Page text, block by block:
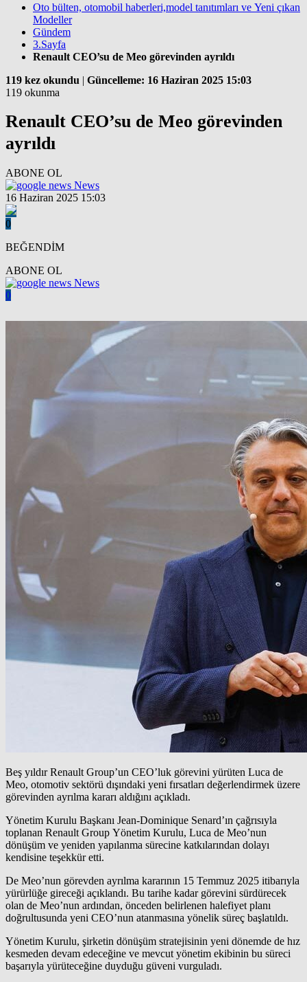
Oto bülten, otomobil haberleri,model tanıtımları ve Yeni çıkan
Modeller
Gündem
3.Sayfa
Renault CEO’su de Meo görevinden ayrıldı
119 kez okundu | Güncelleme: 16 Haziran 2025 15:03
119 okunma
Renault CEO’su de Meo görevinden
ayrıldı
ABONE OL
News
16 Haziran 2025 15:03
0
BEĞENDİM
ABONE OL
News
0
Beş yıldır Renault Group’un CEO’luk görevini yürüten Luca de
Meo, otomotiv sektörü dışındaki yeni fırsatları değerlendirmek üzere
görevinden ayrılma kararı aldığını açıkladı.
Yönetim Kurulu Başkanı Jean-Dominique Senard’ın çağrısıyla
toplanan Renault Group Yönetim Kurulu, Luca de Meo’nun
dönüşüm ve yeniden yapılanma sürecine katkılarından dolayı
kendisine teşekkür etti.
De Meo’nun görevden ayrılma kararının 15 Temmuz 2025 itibarıyla
yürürlüğe gireceği açıklandı. Bu tarihe kadar görevini sürdürecek
olan de Meo’nun ardından, önceden belirlenen halefiyet planı
doğrultusunda yeni CEO’nun atanmasına yönelik süreç başlatıldı.
Yönetim Kurulu, şirketin dönüşüm stratejisinin yeni dönemde de hız
kesmeden devam edeceğine ve mevcut yönetim ekibinin bu süreci
başarıyla yürüteceğine duyduğu güveni vurguladı.